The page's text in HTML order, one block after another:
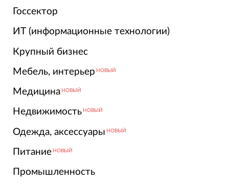
Госсектор
ИТ (информационные технологии)
Крупный бизнес
Мебель, интерьер НОВЫЙ
Медицина НОВЫЙ
Недвижимость НОВЫЙ
Одежда, аксессуары НОВЫЙ
Питание НОВЫЙ
Промышленность